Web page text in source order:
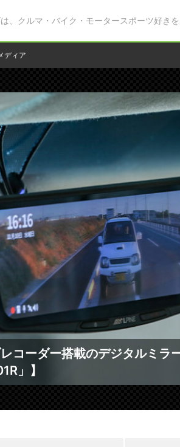
、クルマ・バイク・モータースポーツ好き
ディア
コーダー搭載のデジタルミラ
」】